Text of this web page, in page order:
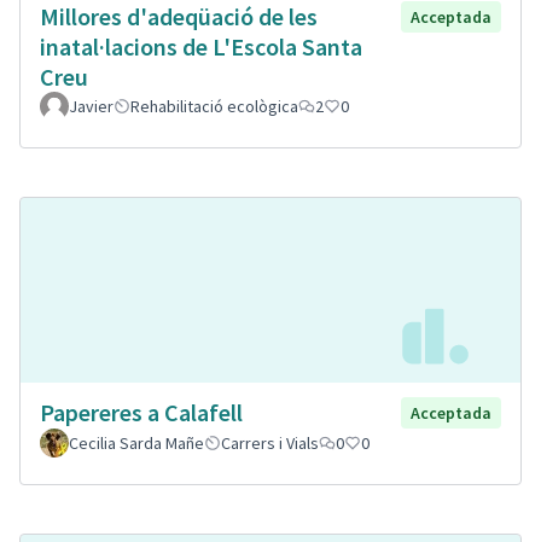
Millores d'adeqüació de les
inatal·lacions de L'Escola Santa
Creu
Acceptada
Javier Rehabilitació ecològica 2 0
Papereres a Calafell
Acceptada
Cecilia Sarda Mañe
Carrers i Vials 0 0